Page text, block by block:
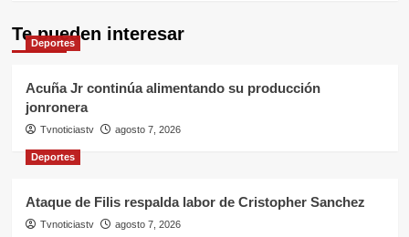
Te pueden interesar
Deportes
Acuña Jr continúa alimentando su producción
jonronera
Tvnoticiastv agosto 7, 2026
Deportes
Ataque de Filis respalda labor de Cristopher Sanchez
Tvnoticiastv agosto 7, 2026